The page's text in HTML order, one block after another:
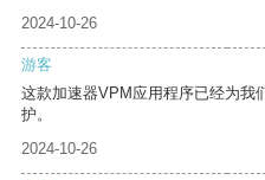
2024-10-26
游客
这款加速器VPM应用程序已经为我
护。
2024-10-26